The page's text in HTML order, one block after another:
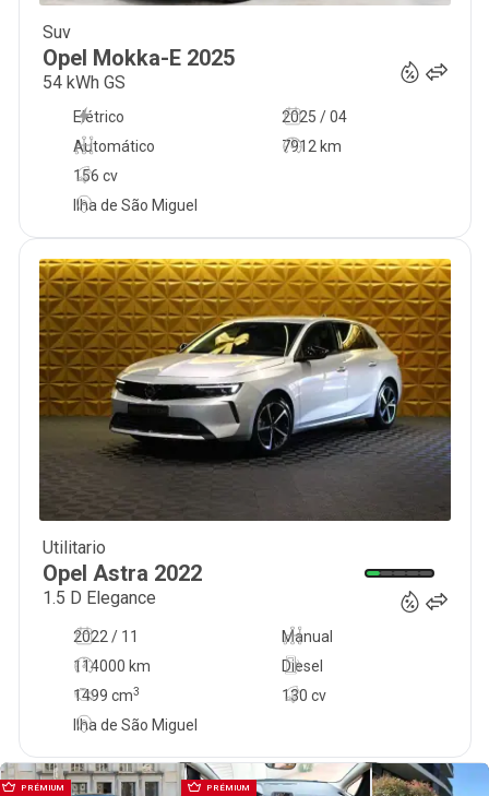
Suv
Opel Mokka-E 2025
54 kWh GS
2025 / 04
Automático
7912 km
156 cv
Elétrico
Ilha de São Miguel
Utilitario
Opel Astra 2022
1.5 D Elegance
2022 / 11
Manual
114000 km
130 cv
Diesel
1499 cm3
Ilha de São Miguel
PRÉMIUM PRÉMIUM